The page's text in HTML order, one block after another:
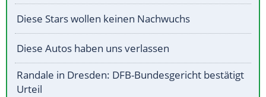
Diese Stars wollen keinen Nachwuchs
Diese Autos haben uns verlassen
Randale in Dresden: DFB-Bundesgericht bestätigt
Urteil